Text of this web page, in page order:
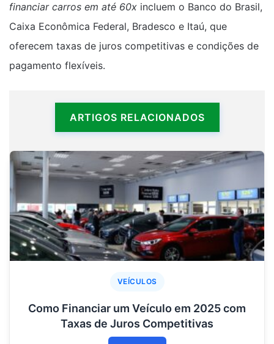
financiar carros em até 60x incluem o Banco do Brasil,
Caixa Econômica Federal, Bradesco e Itaú, que
oferecem taxas de juros competitivas e condições de
pagamento flexíveis.
ARTIGOS RELACIONADOS
VEÍCULOS
Como Financiar um Veículo em 2025 com
Taxas de Juros Competitivas